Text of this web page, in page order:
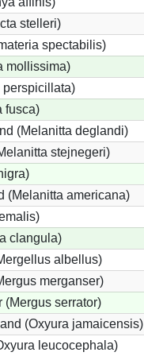
stelleri)
spectabilis)
mollissima)
fusca)
(Melanitta deglandi)
stejnegeri)
(Melanitta americana)
clangula)
albellus)
merganser)
(Mergus serrator)
(Oxyura jamaicensis)
leucocephala)